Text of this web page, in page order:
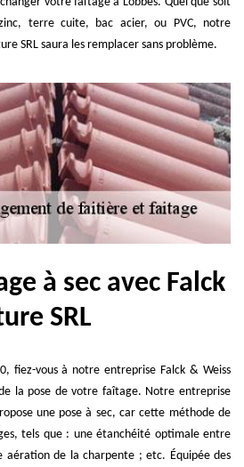
terre cuite, bac acier, ou PVC, notre
SRL saura les remplacer sans problème.
à sec avec Falck
SRL
fiez-vous à notre entreprise Falck & Weiss
de la pose de votre faîtage. Notre entreprise
une pose à sec, car cette méthode de
tels que : une étanchéité optimale entre
aération de la charpente ; etc. Équipée des